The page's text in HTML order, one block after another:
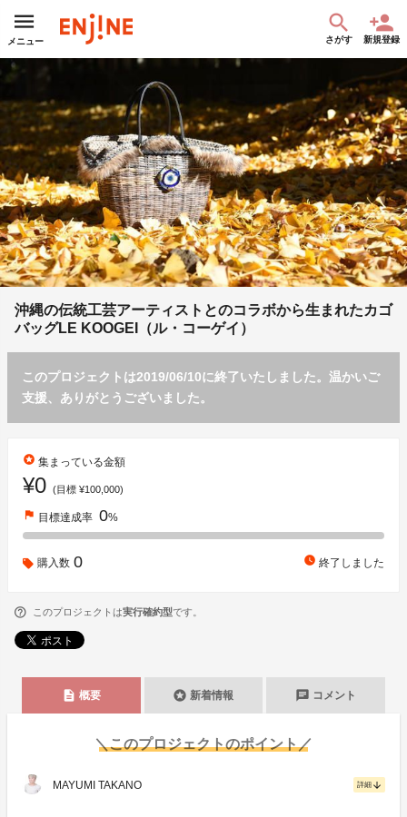
メニュー さがす 新規登録
沖縄の伝統工芸アーティストとのコラボから生まれたカゴ
バッグLE KOOGEI（ル・コーゲイ）
このプロジェクトは2019/06/10に終了いたしました。温かいご
支援、ありがとうございました。
stars 集まっている金額
¥0 (目標 ¥100,000)
flag 目標達成率 0%
購入数 0 watch_later 終了しました
このプロジェクトは実行確約型です。
description 概要 stars 新着情報 chat コメント
＼このプロジェクトのポイント／
MAYUMI TAKANO 詳細 arrow_downward